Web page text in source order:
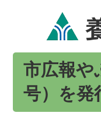
市広報や
号）を発